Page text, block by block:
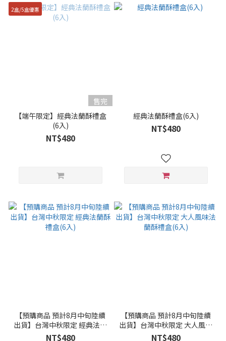
2盒/5盒優惠
售完
【端午限定】經典法蘭酥禮盒
(6入)
NT$480
經典法蘭酥禮盒(6入)
NT$480
【預購商品 預計8月中旬陸續
出貨】台灣中秋限定 經典法蘭
酥禮盒(6入)
NT$480
【預購商品 預計8月中旬陸續
出貨】台灣中秋限定 大人風味
法蘭酥禮盒(6入)
NT$480